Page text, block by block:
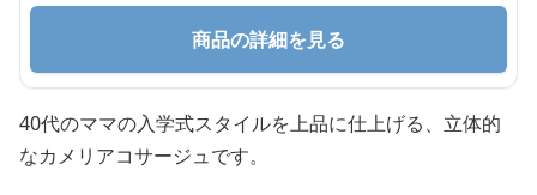
商品の詳細を見る
40代のママの入学式スタイルを上品に仕上げる、立体的
なカメリアコサージュです。